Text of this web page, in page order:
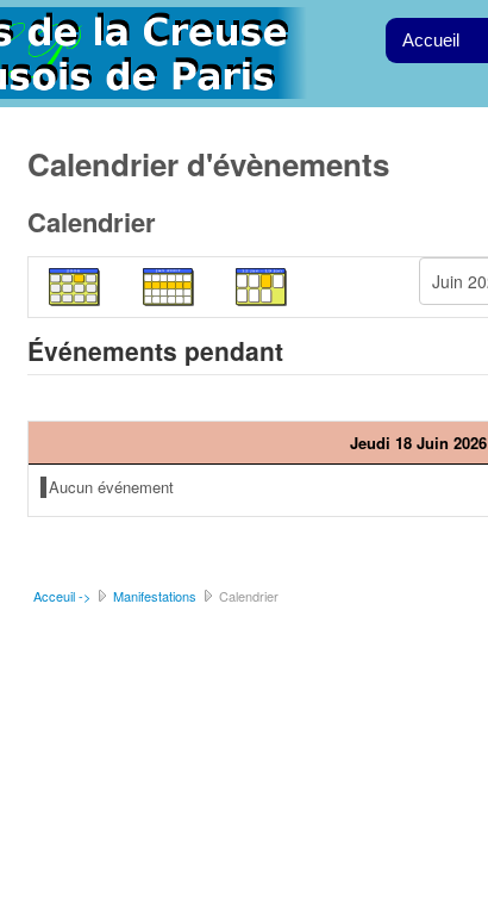
Accueil
Calendrier d'évènements
Calendrier
Événements pendant
Jeudi 18 Juin 2026
Aucun événement
Acceuil -> Manifestations Calendrier